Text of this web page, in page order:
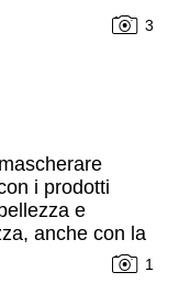
3
i prodotti
e
anche con la
1